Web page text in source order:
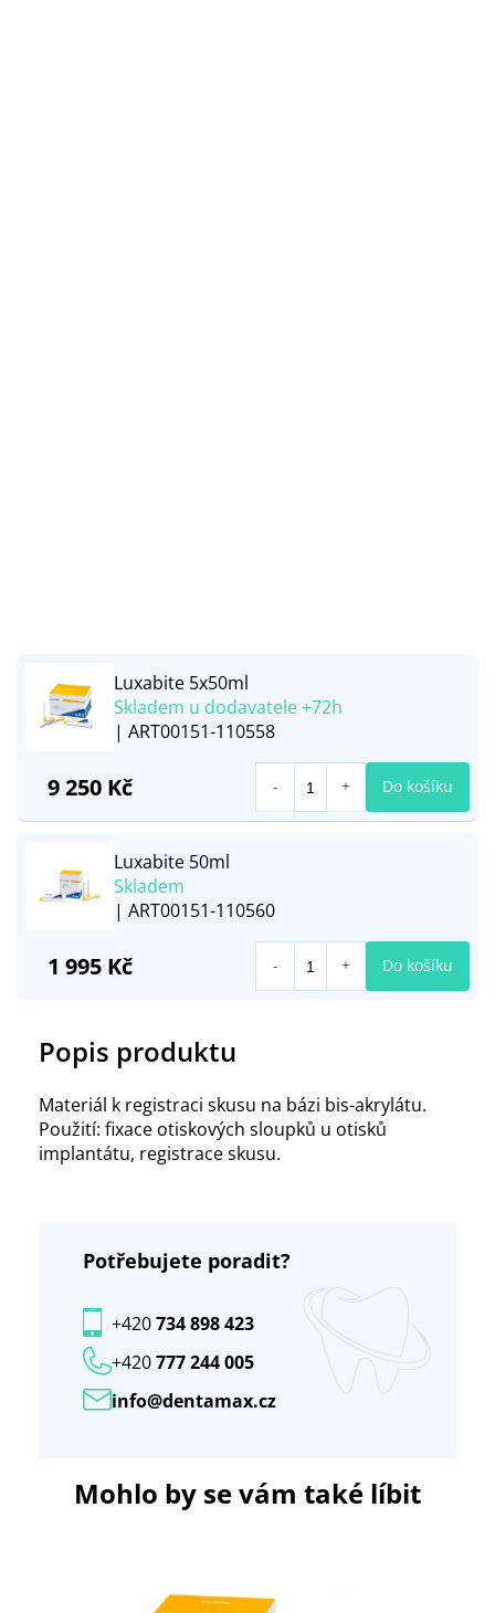
Popis produktu
Materiál k registraci skusu na bázi bis-akrylátu.
Použití: fixace otiskových sloupků u otisků
implantátu, registrace skusu.
Potřebujete poradit?
info@dentamax.cz
+420777 244 005
+420734 898 423
Mohlo by se vám také líbit
Luxabite 5x50ml
Skladem u dodavatele +72h
| ART00151-110558
9 250 Kč Do košíku
Luxabite 50ml
Skladem
| ART00151-110560
1 995 Kč Do košíku